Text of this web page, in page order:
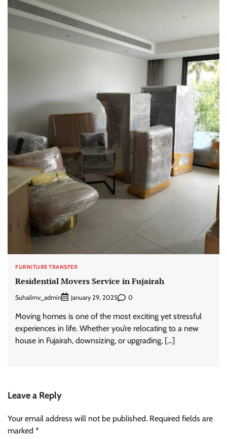
FURNITURE TRANSFER
Residential Movers Service in Fujairah
Suhailmv_admin January 29, 2025 0
Moving homes is one of the most exciting yet stressful
experiences in life. Whether you’re relocating to a new
house in Fujairah, downsizing, or upgrading, […]
Leave a Reply
Your email address will not be published. Required fields are
marked *